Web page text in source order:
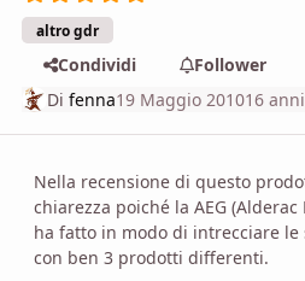
altro gdr
Condividi
Follower
Difenna19 Maggio 201016 anni
Nella recensione di questo
chiarezza poiché la AEG
ha fatto in modo di intrecciare
con ben 3 prodotti differenti.